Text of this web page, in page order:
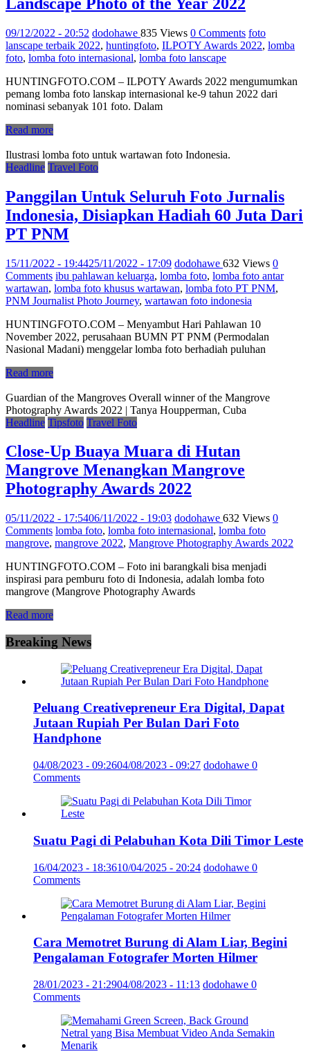
09/12/2022 - 20:52 dodohawe 835 Views 0 Comments foto
lanscape terbaik 2022, huntingfoto, ILPOTY Awards 2022, lomba
foto, lomba foto internasional, lomba foto lanscape
HUNTINGFOTO.COM – ILPOTY Awards 2022 mengumumkan
pemang lomba foto lanskap internasional ke-9 tahun 2022 dari
nominasi sebanyak 101 foto. Dalam
Read more
Ilustrasi lomba foto untuk wartawan foto Indonesia.
Headline Travel Foto
Panggilan Untuk Seluruh Foto Jurnalis
Indonesia, Disiapkan Hadiah 60 Juta Dari
PT PNM
15/11/2022 - 19:4425/11/2022 - 17:09 dodohawe 632 Views 0
Comments ibu pahlawan keluarga, lomba foto, lomba foto antar
wartawan, lomba foto khusus wartawan, lomba foto PT PNM,
PNM Journalist Photo Journey, wartawan foto indonesia
HUNTINGFOTO.COM – Menyambut Hari Pahlawan 10
November 2022, perusahaan BUMN PT PNM (Permodalan
Nasional Madani) menggelar lomba foto berhadiah puluhan
Read more
Guardian of the Mangroves Overall winner of the Mangrove
Photography Awards 2022 | Tanya Houpperman, Cuba
Headline Tipsfoto Travel Foto
Close-Up Buaya Muara di Hutan
Mangrove Menangkan Mangrove
Photography Awards 2022
05/11/2022 - 17:5406/11/2022 - 19:03 dodohawe 632 Views 0
Comments lomba foto, lomba foto internasional, lomba foto
mangrove, mangrove 2022, Mangrove Photography Awards 2022
HUNTINGFOTO.COM – Foto ini barangkali bisa menjadi
inspirasi para pemburu foto di Indonesia, adalah lomba foto
mangrove (Mangrove Photography Awards
Read more
Breaking News
Peluang Creativepreneur Era Digital, Dapat
Jutaan Rupiah Per Bulan Dari Foto
Handphone
04/08/2023 - 09:2604/08/2023 - 09:27 dodohawe 0
Comments
Suatu Pagi di Pelabuhan Kota Dili Timor Leste
16/04/2023 - 18:3610/04/2025 - 20:24 dodohawe 0
Comments
Cara Memotret Burung di Alam Liar, Begini
Pengalaman Fotografer Morten Hilmer
28/01/2023 - 21:2904/08/2023 - 11:13 dodohawe 0
Comments